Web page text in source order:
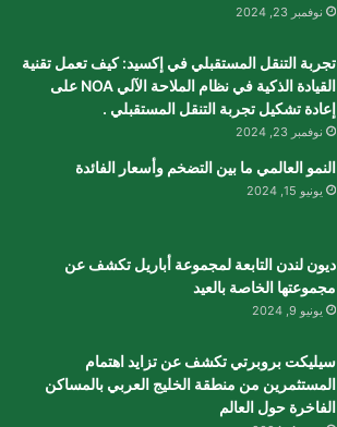
نوفمبر 23, 2024
تجربة التنقل المستقبلي في إكسيد: كيف تعمل تقنية
القيادة الذكية في نظام الملاحة الآلي NOA على
إعادة تشكيل تجربة التنقل المستقبلي .
نوفمبر 23, 2024
النمو العالمي ما بين التضخم وأسعار الفائدة
يونيو 15, 2024
ديون لندن التابعة لمجموعة أباريل تكشف عن
مجموعتها الخاصة بالعيد
يونيو 9, 2024
سيليكت بروبرتي تكشف عن تزايد اهتمام
المستثمرين من منطقة الخليج العربي بالمساكن
الفاخرة حول العالم